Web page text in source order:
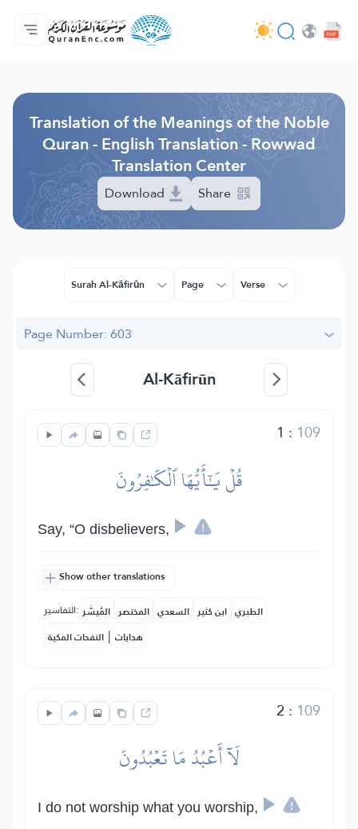
Home
Index of Translations
Audio
Developers' Services - API
About
Contact Us
Language
Translation of the Meanings of the Noble
Quran - English Translation - Rowwad
Translation Center
Download Share
Surah Al-Kāfirūn Page Verse
Page Number: 603
Al-Kāfirūn
1 : 109
قُلۡ يَٰٓأَيُّهَا ٱلۡكَٰفِرُونَ
Say, “O disbelievers,
Show other translations
التفاسير: المُيسَّر المختصر السعدي ابن كثير الطبري
النفحات المكية | هدايات
2 : 109
لَآ أَعۡبُدُ مَا تَعۡبُدُونَ
I do not worship what you worship,